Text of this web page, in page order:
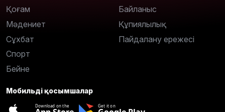
Қоғам
Мәдениет
Сұхбат
Спорт
Бейне
Байланыс
Құпиялылық
Пайдалану ережесі
Мобильді қосымшалар
Download on the Get it on